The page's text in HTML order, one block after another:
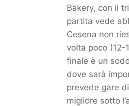
Bakery, con il
partita vede
Cesena non
volta poco (12-
finale è un
dove sarà
prevede gare
migliore sotto